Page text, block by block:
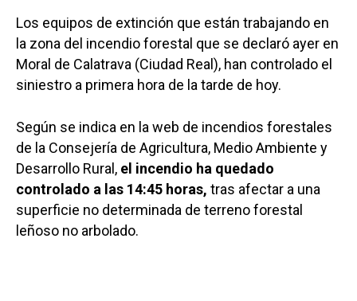
Los equipos de extinción que están trabajando en
la zona del incendio forestal que se declaró ayer en
Moral de Calatrava (Ciudad Real), han controlado el
siniestro a primera hora de la tarde de hoy.
Según se indica en la web de incendios forestales
de la Consejería de Agricultura, Medio Ambiente y
Desarrollo Rural, el incendio ha quedado
controlado a las 14:45 horas, tras afectar a una
superficie no determinada de terreno forestal
leñoso no arbolado.